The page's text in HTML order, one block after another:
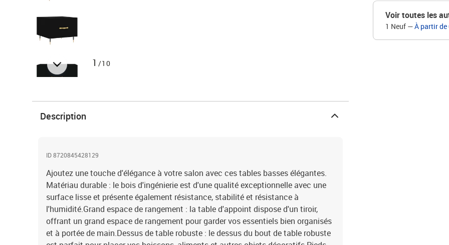
1 /10
Voir toutes les
1 Neuf —À partir de
Description
ID 8720845428129
Ajoutez une touche d'élégance à votre salon avec ces tables basses élégantes.
Matériau durable : le bois d'ingénierie est d'une qualité exceptionnelle avec une
surface lisse et présente également résistance, stabilité et résistance à
l'humidité.Grand espace de rangement : la table d'appoint dispose d'un tiroir,
offrant un grand espace de rangement pour garder vos essentiels bien organisés
et à portée de main.Dessus de table robuste : le dessus du bout de table robuste